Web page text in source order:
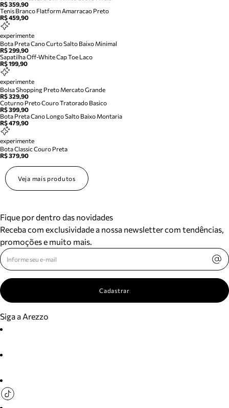
R$ 359,90
Tenis Branco Flatform Amarracao Preto
R$ 459,90
experimente
Bota Preta Cano Curto Salto Baixo Minimal
R$ 299,90
Sapatilha Off-White Cap Toe Laco
R$ 199,90
experimente
Bolsa Shopping Preto Mercato Grande
R$ 329,90
Coturno Preto Couro Tratorado Basico
R$ 399,90
Bota Preta Cano Longo Salto Baixo Montaria
R$ 479,90
experimente
Bota Classic Couro Preta
R$ 379,90
Veja mais produtos
Fique por dentro das novidades
Receba com exclusividade a nossa newsletter com tendências,
promoções e muito mais.
Cadastrar
Siga a Arezzo